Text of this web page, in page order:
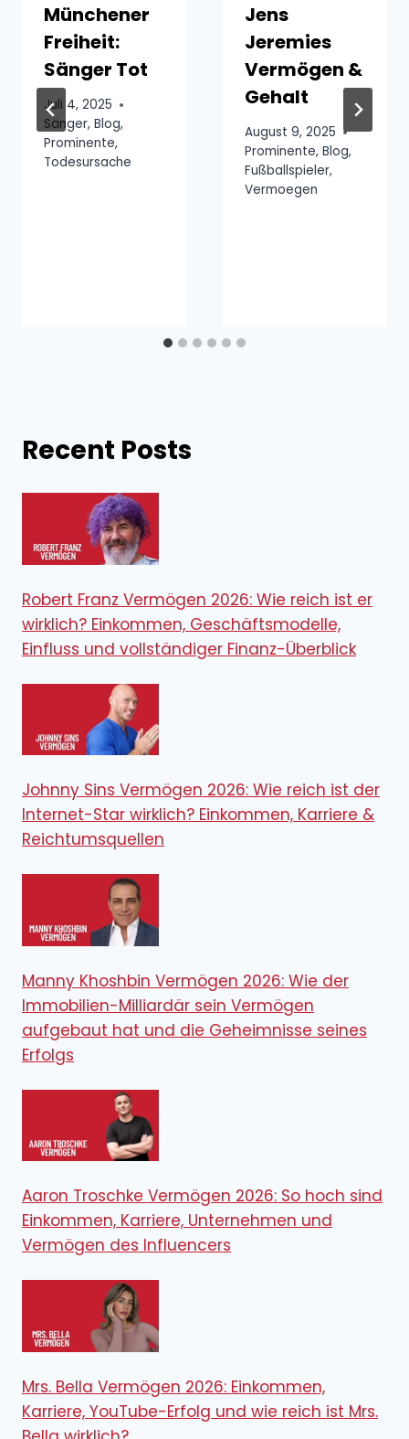
Münchener
Freiheit:
Sänger Tot
Juli 4, 2025
Sänger, Blog,
Prominente,
Todesursache
Jens
Jeremies
Vermögen &
Gehalt
August 9, 2025
Prominente, Blog,
Fußballspieler,
Vermoegen
Recent Posts
Robert Franz Vermögen 2026: Wie reich ist er
wirklich? Einkommen, Geschäftsmodelle,
Einfluss und vollständiger Finanz-Überblick
Johnny Sins Vermögen 2026: Wie reich ist der
Internet-Star wirklich? Einkommen, Karriere &
Reichtumsquellen
Manny Khoshbin Vermögen 2026: Wie der
Immobilien-Milliardär sein Vermögen
aufgebaut hat und die Geheimnisse seines
Erfolgs
Aaron Troschke Vermögen 2026: So hoch sind
Einkommen, Karriere, Unternehmen und
Vermögen des Influencers
Mrs. Bella Vermögen 2026: Einkommen,
Karriere, YouTube-Erfolg und wie reich ist Mrs.